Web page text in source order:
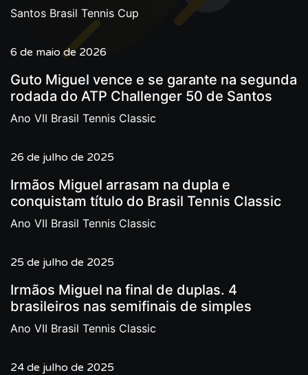
Santos Brasil Tennis Cup
6 de maio de 2026
Guto Miguel vence e se garante na segunda
rodada do ATP Challenger 50 de Santos
Ano VII Brasil Tennis Classic
26 de julho de 2025
Irmãos Miguel arrasam na dupla e
conquistam título do Brasil Tennis Classic
Ano VII Brasil Tennis Classic
25 de julho de 2025
Irmãos Miguel na final de duplas. 4
brasileiros nas semifinais de simples
Ano VII Brasil Tennis Classic
24 de julho de 2025